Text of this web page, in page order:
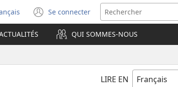
Se connecter
(ouvre
une
nouvelle
fenêtre)
QUI SOMMES-NOUS
LIRE EN